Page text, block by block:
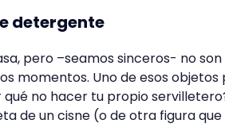
detergente
pero –seamos sinceros- no
momentos. Uno de esos objetos
no hacer tu propio
de un cisne (o de otra figura